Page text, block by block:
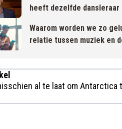
heeft dezelfde dansleraar
Waarom worden we zo
relatie tussen muziek en
al te laat om Antarctica